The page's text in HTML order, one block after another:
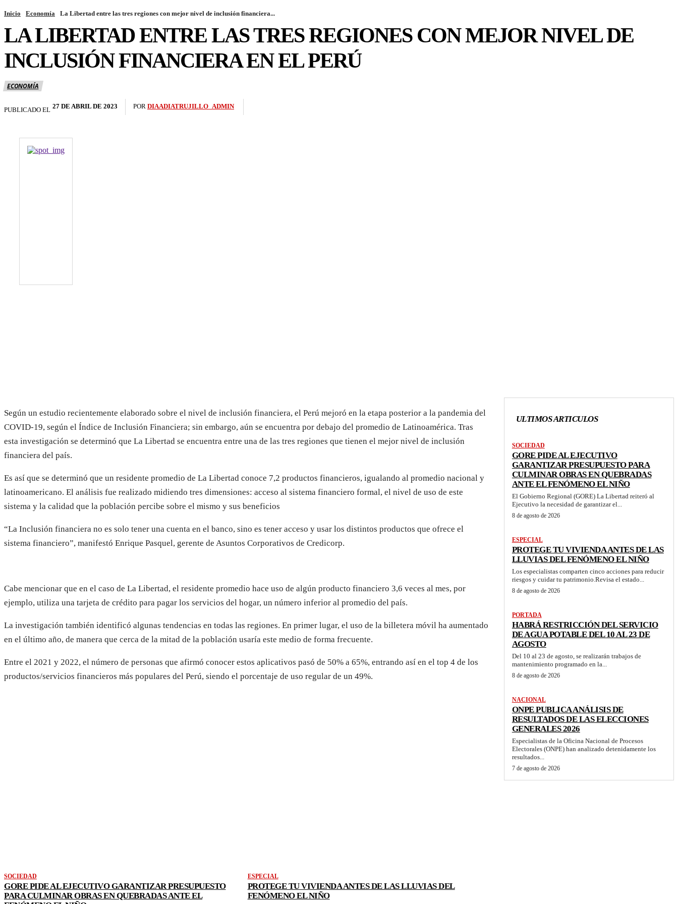
Inicio Economía La Libertad entre las tres regiones con mejor nivel de inclusión financiera...
LA LIBERTAD ENTRE LAS TRES REGIONES CON MEJOR NIVEL DE
INCLUSIÓN FINANCIERA EN EL PERÚ
ECONOMÍA
PUBLICADO EL 27 DE ABRIL DE 2023 POR DIAADIATRUJILLO_ADMIN
Según un estudio recientemente elaborado sobre el nivel de inclusión financiera, el Perú mejoró en la etapa posterior a la pandemia del
COVID-19, según el Índice de Inclusión Financiera; sin embargo, aún se encuentra por debajo del promedio de Latinoamérica. Tras
esta investigación se determinó que La Libertad se encuentra entre una de las tres regiones que tienen el mejor nivel de inclusión
financiera del país.
Es así que se determinó que un residente promedio de La Libertad conoce 7,2 productos financieros, igualando al promedio nacional y
latinoamericano. El análisis fue realizado midiendo tres dimensiones: acceso al sistema financiero formal, el nivel de uso de este
sistema y la calidad que la población percibe sobre el mismo y sus beneficios
“La Inclusión financiera no es solo tener una cuenta en el banco, sino es tener acceso y usar los distintos productos que ofrece el
sistema financiero”, manifestó Enrique Pasquel, gerente de Asuntos Corporativos de Credicorp.
Cabe mencionar que en el caso de La Libertad, el residente promedio hace uso de algún producto financiero 3,6 veces al mes, por
ejemplo, utiliza una tarjeta de crédito para pagar los servicios del hogar, un número inferior al promedio del país.
La investigación también identificó algunas tendencias en todas las regiones. En primer lugar, el uso de la billetera móvil ha aumentado
en el último año, de manera que cerca de la mitad de la población usaría este medio de forma frecuente.
Entre el 2021 y 2022, el número de personas que afirmó conocer estos aplicativos pasó de 50% a 65%, entrando así en el top 4 de los
productos/servicios financieros más populares del Perú, siendo el porcentaje de uso regular de un 49%.
ULTIMOS ARTICULOS
SOCIEDAD
GORE PIDE AL EJECUTIVO
GARANTIZAR PRESUPUESTO PARA
CULMINAR OBRAS EN QUEBRADAS
ANTE EL FENÓMENO EL NIÑO
El Gobierno Regional (GORE) La Libertad reiteró al
Ejecutivo la necesidad de garantizar el...
8 de agosto de 2026
ESPECIAL
PROTEGE TU VIVIENDA ANTES DE LAS
LLUVIAS DEL FENÓMENO EL NIÑO
Los especialistas comparten cinco acciones para reducir
riesgos y cuidar tu patrimonio.Revisa el estado...
8 de agosto de 2026
PORTADA
HABRÁ RESTRICCIÓN DEL SERVICIO
DE AGUA POTABLE DEL 10 AL 23 DE
AGOSTO
Del 10 al 23 de agosto, se realizarán trabajos de
mantenimiento programado en la...
8 de agosto de 2026
NACIONAL
ONPE PUBLICA ANÁLISIS DE
RESULTADOS DE LAS ELECCIONES
GENERALES 2026
Especialistas de la Oficina Nacional de Procesos
Electorales (ONPE) han analizado detenidamente los
resultados...
7 de agosto de 2026
SOCIEDAD
GORE PIDE AL EJECUTIVO GARANTIZAR PRESUPUESTO
PARA CULMINAR OBRAS EN QUEBRADAS ANTE EL
ESPECIAL
PROTEGE TU VIVIENDA ANTES DE LAS LLUVIAS DEL
FENÓMENO EL NIÑO